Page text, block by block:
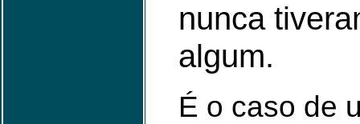
nunca
algum.
É o caso de